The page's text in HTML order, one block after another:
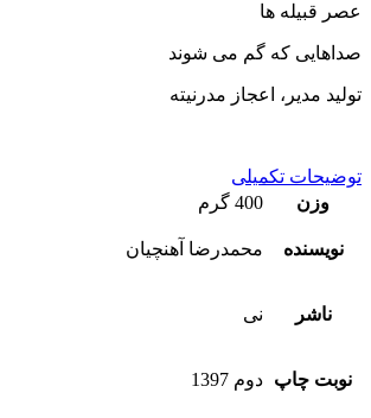
عصر قبیله ها
صداهایی که گم می شوند
تولید مدیر، اعجاز مدرنیته
توضیحات تکمیلی
وزن
400 گرم
نویسنده محمدرضا آهنچیان
ناشر نی
نوبت چاپ دوم 1397